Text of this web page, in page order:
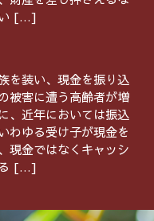
い […]
を装い、現金を振り込
被害に遭う高齢者が増
、近年においては振込
わゆる受け子が現金を
現金ではなくキャッシ
る […]